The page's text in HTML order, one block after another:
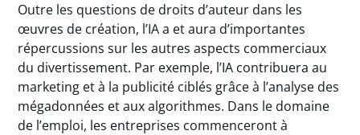
Outre les questions de droits d’auteur dans les
œuvres de création, l’IA a et aura d’importantes
répercussions sur les autres aspects commerciaux
du divertissement. Par exemple, l’IA contribuera au
marketing et à la publicité ciblés grâce à l’analyse des
mégadonnées et aux algorithmes. Dans le domaine
de l’emploi, les entreprises commenceront à